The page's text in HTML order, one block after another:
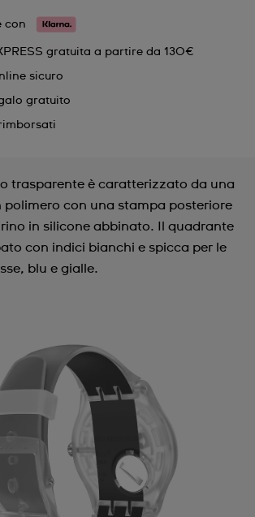
con
gratuita a partire da 130€
sicuro
gratuito
trasparente è caratterizzato da una
polimero con una stampa posteriore
in silicone abbinato. Il quadrante
con indici bianchi e spicca per le
blu e gialle.